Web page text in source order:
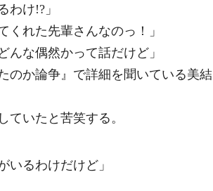
わけ!?」
れた先輩さんなのっ！」
んな偶然かって話だけど」
か論争』で詳細を聞いている美結
いたと苦笑する。
いるわけだけど」